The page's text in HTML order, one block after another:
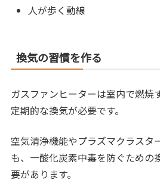
人が歩く動線
換気の習慣を作る
ガスファンヒーターは室内で燃焼
定期的な換気が必要です。
空気清浄機能やプラズマクラスタ
も、一酸化炭素中毒を防ぐための
要があります。